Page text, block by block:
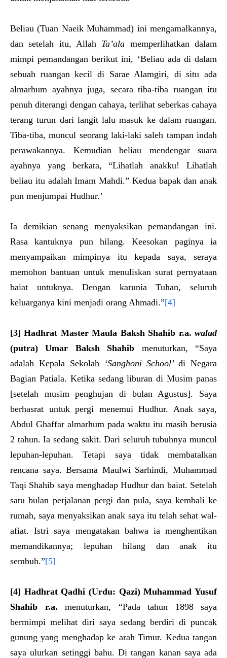
Beliau (Tuan Naeik Muhammad) ini mengamalkannya,
dan setelah itu, Allah Ta’ala memperlihatkan dalam
mimpi pemandangan berikut ini, ‘Beliau ada di dalam
sebuah ruangan kecil di Sarae Alamgiri, di situ ada
almarhum ayahnya juga, secara tiba-tiba ruangan itu
penuh diterangi dengan cahaya, terlihat seberkas cahaya
terang turun dari langit lalu masuk ke dalam ruangan.
Tiba-tiba, muncul seorang laki-laki saleh tampan indah
perawakannya. Kemudian beliau mendengar suara
ayahnya yang berkata, “Lihatlah anakku! Lihatlah
beliau itu adalah Imam Mahdi.” Kedua bapak dan anak
pun menjumpai Hudhur.’
Ia demikian senang menyaksikan pemandangan ini.
Rasa kantuknya pun hilang. Keesokan paginya ia
menyampaikan mimpinya itu kepada saya, seraya
memohon bantuan untuk menuliskan surat pernyataan
baiat untuknya. Dengan karunia Tuhan, seluruh
keluarganya kini menjadi orang Ahmadi.”[4]
[3] Hadhrat Master Maula Baksh Shahib r.a. walad
(putra)Umar Baksh Shahib menuturkan, “Saya
adalah Kepala Sekolah ‘Sanghoni School’di Negara
Bagian Patiala. Ketika sedang liburan di Musim panas
[setelah musim penghujan di bulan Agustus]. Saya
berhasrat untuk pergi menemui Hudhur. Anak saya,
Abdul Ghaffar almarhum pada waktu itu masih berusia
2 tahun. Ia sedang sakit. Dari seluruh tubuhnya muncul
lepuhan-lepuhan. Tetapi saya tidak membatalkan
rencana saya. Bersama Maulwi Sarhindi, Muhammad
Taqi Shahib saya menghadap Hudhur dan baiat. Setelah
satu bulan perjalanan pergi dan pula, saya kembali ke
rumah, saya menyaksikan anak saya itu telah sehat wal-
afiat. Istri saya mengatakan bahwa ia menghentikan
memandikannya; lepuhan hilang dan anak itu
sembuh.”[5]
[4] Hadhrat Qadhi (Urdu: Qazi)Muhammad Yusuf
Shahib r.a. menuturkan, “Pada tahun 1898 saya
bermimpi melihat diri saya sedang berdiri di puncak
gunung yang menghadap ke arah Timur. Kedua tangan
saya ulurkan setinggi bahu. Di tangan kanan saya ada